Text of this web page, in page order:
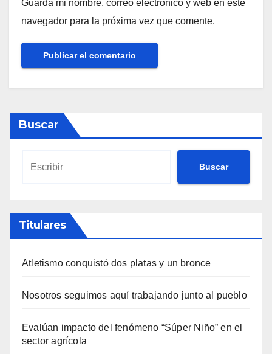
Guarda mi nombre, correo electrónico y web en este
navegador para la próxima vez que comente.
Buscar
Buscar
Titulares
Atletismo conquistó dos platas y un bronce
Nosotros seguimos aquí trabajando junto al pueblo
Evalúan impacto del fenómeno “Súper Niño” en el
sector agrícola